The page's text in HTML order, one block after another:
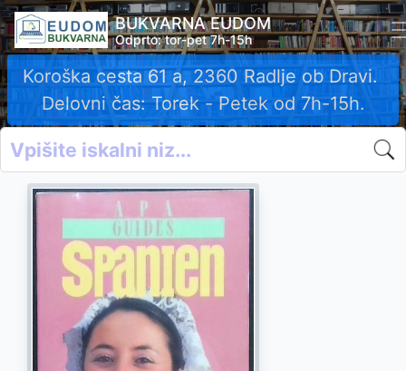
BUKVARNA EUDOM
Odprto: tor-pet 7h-15h
Koroška cesta 61 a, 2360 Radlje ob Dravi.
Delovni čas: Torek - Petek od 7h-15h.